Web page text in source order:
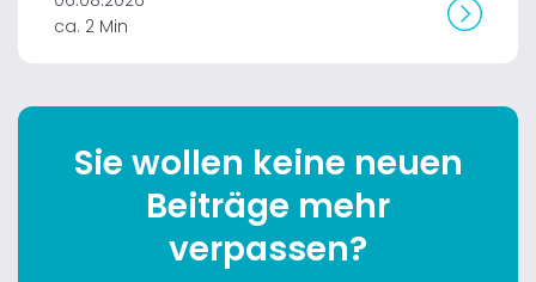
ca. 2 Min
Sie wollen keine neuen
Beiträge mehr
verpassen?